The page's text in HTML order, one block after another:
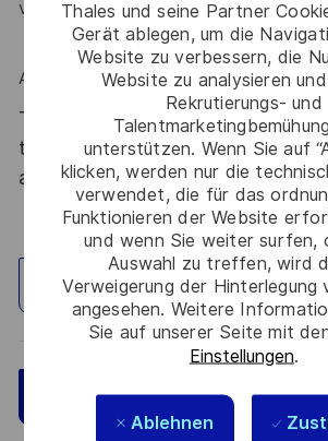
Thales und seine Partner
Gerät ablegen, um die
Website zu verbessern, die
Website zu analysieren
Rekrutierungs- und
unterstützen. Wenn Sie auf
klicken, werden nur die
verwendet, die für das
Funktionieren der Website
und wenn Sie weiter surfen,
Auswahl zu treffen, wird
Verweigerung der Hinterlegung
angesehen. Weitere
Sie auf unserer Seite mit
Einstellungen.
Ablehnen
vous reconnait ?
Alors ce poste est fait pour vous !
Thales, entreprise Handi-
tous les talents. La diversité est
atout. Postulez et rejoignez nous
Standort erkunden
Jetzt bewerben